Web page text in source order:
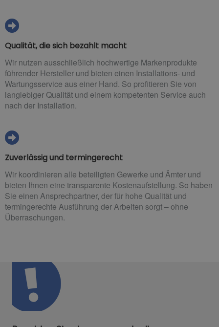
Qualität, die sich bezahlt macht
Wir nutzen ausschließlich hochwertige Markenprodukte
führender Hersteller und bieten einen Installations- und
Wartungsservice aus einer Hand. So profitieren Sie von
langlebiger Qualität und einem kompetenten Service auch
nach der Installation.
Zuverlässig und termingerecht
Wir koordinieren alle beteiligten Gewerke und Ämter und
bieten Ihnen eine transparente Kostenaufstellung. So haben
Sie einen Ansprechpartner, der für hohe Qualität und
termingerechte Ausführung der Arbeiten sorgt – ohne
Überraschungen.